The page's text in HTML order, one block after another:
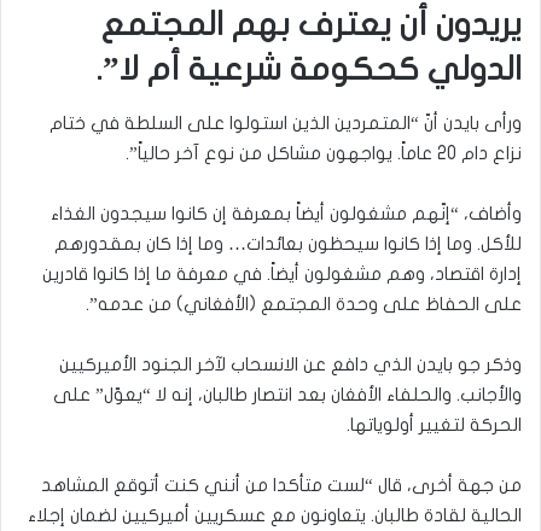
يريدون أن يعترف بهم المجتمع
الدولي كحكومة شرعية أم لا”.
ورأى بايدن أنّ “المتمردين الذين استولوا على السلطة في ختام
نزاع دام 20 عاماً. يواجهون مشاكل من نوع آخر حالياً”.
وأضاف، “إنّهم مشغولون أيضاً بمعرفة إن كانوا سيجدون الغذاء
للأكل. وما إذا كانوا سيحظون بعائدات… وما إذا كان بمقدورهم
إدارة اقتصاد، وهم مشغولون أيضاً. في معرفة ما إذا كانوا قادرين
على الحفاظ على وحدة المجتمع (الأفغاني) من عدمه”.
وذكر جو بايدن الذي دافع عن الانسحاب لآخر الجنود الأميركيين
والأجانب. والحلفاء الأفغان بعد انتصار طالبان، إنه لا “يعوّل” على
الحركة لتغيير أولوياتها.
من جهة أخرى، قال “لست متأكدا من أنني كنت أتوقع المشاهد
الحالية لقادة طالبان. يتعاونون مع عسكريين أميركيين لضمان إجلاء